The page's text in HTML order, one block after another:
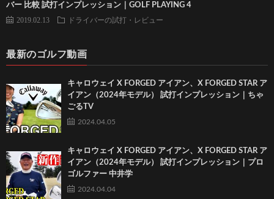
バー 比較 試打インプレッション｜GOLF PLAYING 4
2019.02.13 ドライバーの試打・レビュー
最新のゴルフ動画
キャロウェイ X FORGED アイアン、X FORGED STAR ア
イアン（2024年モデル） 試打インプレッション｜ちゃ
ごるTV
2024.04.05
キャロウェイ X FORGED アイアン、X FORGED STAR ア
イアン（2024年モデル） 試打インプレッション｜プロ
ゴルファー 中井学
2024.04.04